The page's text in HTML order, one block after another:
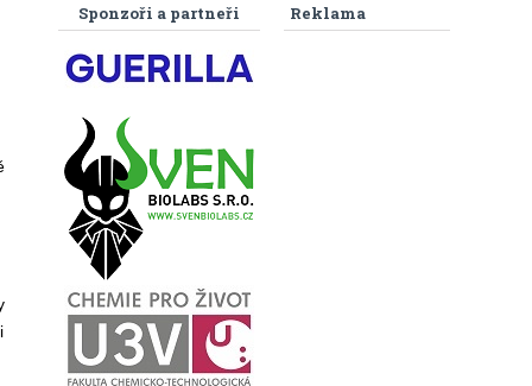
Reklama
Sponzoři a partneři